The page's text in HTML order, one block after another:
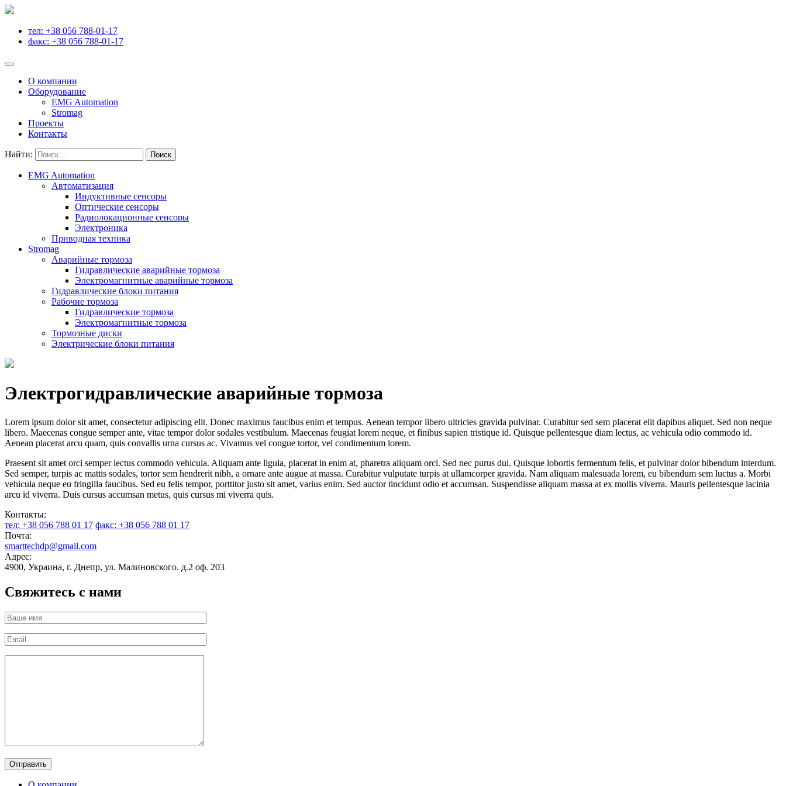
тел: +38 056 788-01-17
факс: +38 056 788-01-17
О компании
Оборудование
EMG Automation
Stromag
Проекты
Контакты
Найти:
EMG Automation
Автоматизация
Индуктивные сенсоры
Оптические сенсоры
Радиолокационные сенсоры
Электроника
Приводная техника
Stromag
Аварийные тормоза
Гидравлические аварийные тормоза
Электромагнитные аварийные тормоза
Гидравлические блоки питания
Рабочие тормоза
Гидравлические тормоза
Электромагнитные тормоза
Тормозные диски
Электрические блоки питания
Электрогидравлические аварийные тормоза
Lorem ipsum dolor sit amet, consectetur adipiscing elit. Donec maximus faucibus enim et tempus. Aenean tempor libero ultricies gravida pulvinar. Curabitur sed sem placerat elit dapibus aliquet. Sed non neque
libero. Maecenas congue semper ante, vitae tempor dolor sodales vestibulum. Maecenas feugiat lorem neque, et finibus sapien tristique id. Quisque pellentesque diam lectus, ac vehicula odio commodo id.
Aenean placerat arcu quam, quis convallis urna cursus ac. Vivamus vel congue tortor, vel condimentum lorem.
Praesent sit amet orci semper lectus commodo vehicula. Aliquam ante ligula, placerat in enim at, pharetra aliquam orci. Sed nec purus dui. Quisque lobortis fermentum felis, et pulvinar dolor bibendum interdum.
Sed semper, turpis ac mattis sodales, tortor sem hendrerit nibh, a ornare ante augue at massa. Curabitur vulputate turpis at ullamcorper gravida. Nam aliquam malesuada lorem, eu bibendum sem luctus a. Morbi
vehicula neque eu fringilla faucibus. Sed eu felis tempor, porttitor justo sit amet, varius enim. Sed auctor tincidunt odio et accumsan. Suspendisse aliquam massa at ex mollis viverra. Mauris pellentesque lacinia
arcu id viverra. Duis cursus accumsan metus, quis cursus mi viverra quis.
Контакты:
тел: +38 056 788 01 17 факс: +38 056 788 01 17
Почта:
smarttechdp@gmail.com
Адрес:
4900, Украина, г. Днепр, ул. Малиновского. д.2 оф. 203
Свяжитесь с нами